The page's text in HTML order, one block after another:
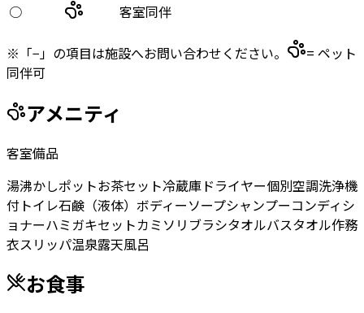
○
客室同伴
※「−」の項目は施設へお問い合わせください。
= ペット
同伴可
アメニティ
客室備品
湯沸かしポットお茶セット冷蔵庫ドライヤー個別空調洗浄機
付トイレ石鹸（液体） ボディーソープシャンプーコンディシ
ョナーハミガキセットカミソリ ブラシタオルバスタオル作務
衣スリッパ温泉露天風呂
お食事